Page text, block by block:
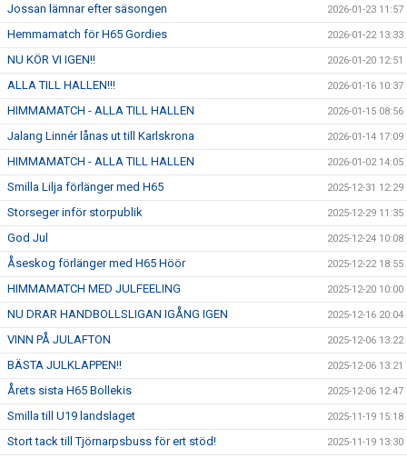
Jossan lämnar efter säsongen 2026-01-23 11:57
Hemmamatch för H65 Gordies 2026-01-22 13:33
NU KÖR VI IGEN!! 2026-01-20 12:51
ALLA TILL HALLEN!!! 2026-01-16 10:37
HIMMAMATCH - ALLA TILL HALLEN 2026-01-15 08:56
Jalang Linnér lånas ut till Karlskrona 2026-01-14 17:09
HIMMAMATCH - ALLA TILL HALLEN 2026-01-02 14:05
Smilla Lilja förlänger med H65 2025-12-31 12:29
Storseger inför storpublik 2025-12-29 11:35
God Jul 2025-12-24 10:08
Åseskog förlänger med H65 Höör 2025-12-22 18:55
HIMMAMATCH MED JULFEELING 2025-12-20 10:00
NU DRAR HANDBOLLSLIGAN IGÅNG IGEN 2025-12-16 20:04
VINN PÅ JULAFTON 2025-12-06 13:22
BÄSTA JULKLAPPEN!! 2025-12-06 13:21
Årets sista H65 Bollekis 2025-12-06 12:47
Smilla till U19 landslaget 2025-11-19 15:18
Stort tack till Tjörnarpsbuss för ert stöd! 2025-11-19 13:30